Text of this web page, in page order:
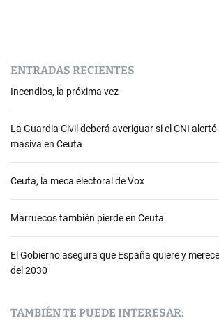
ENTRADAS RECIENTES
Incendios, la próxima vez
La Guardia Civil deberá averiguar si el CNI
masiva en Ceuta
Ceuta, la meca electoral de Vox
Marruecos también pierde en Ceuta
El Gobierno asegura que España quiere y
del 2030
TAMBIÉN TE PUEDE INTERESAR: